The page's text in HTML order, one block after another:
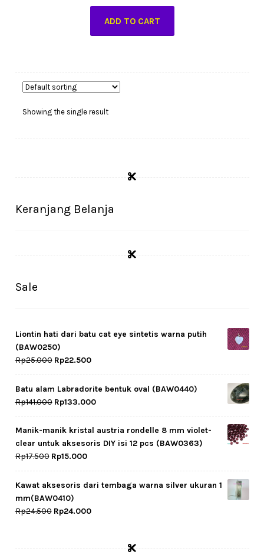
ADD TO CART
Showing the single result
Keranjang Belanja
Sale
Liontin hati dari batu cat eye sintetis warna putih
(BAW0250)
Rp25.000 Original
price
was:
Rp25.000.
Rp22.500Current
price
is:
Rp22.500.
Batu alam Labradorite bentuk oval (BAW0440)
Rp141.000 Original
price
was:
Rp141.000.
Rp133.000Current
price
is:
Rp133.000.
Manik-manik kristal austria rondelle 8 mm violet-
clear untuk aksesoris DIY isi 12 pcs (BAW0363)
Rp17.500 Original
price
was:
Rp17.500.
Rp15.000Current
price
is:
Kawat aksesoris dari tembaga warna silver ukuran 1
mm(BAW0410)
Rp24.500 Original
Rp24.500.
Rp24.000Current
Rp24.000.